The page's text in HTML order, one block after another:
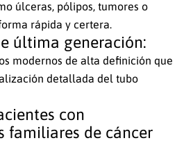
úlceras, pólipos, tumores o
rápida y certera.
última generación:
modernos de alta definición que
detallada del tubo
con
familiares de cáncer